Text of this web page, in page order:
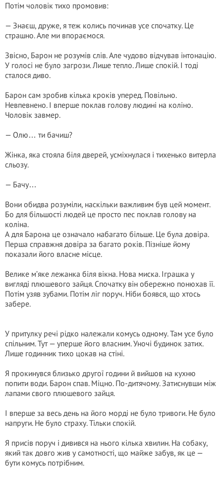
Потім чоловік тихо промовив:
— Знаєш, друже, я теж колись починав усе спочатку. Це
страшно. Але ми впораємося.
Звісно, Барон не розумів слів. Але чудово відчував інтонацію.
У голосі не було загрози. Лише тепло. Лише спокій. І тоді
сталося диво.
Барон сам зробив кілька кроків уперед. Повільно.
Невпевнено. І вперше поклав голову людині на коліно.
Чоловік завмер.
— Олю… ти бачиш?
Жінка, яка стояла біля дверей, усміхнулася і тихенько витерла
сльозу.
— Бачу…
Вони обидва розуміли, наскільки важливим був цей момент.
Бо для більшості людей це просто пес поклав голову на
коліна.
А для Барона це означало набагато більше. Це була довіра.
Перша справжня довіра за багато років. Пізніше йому
показали його власне місце.
Велике м’яке лежанка біля вікна. Нова миска. Іграшка у
вигляді плюшевого зайця. Спочатку він обережно понюхав її.
Потім узяв зубами. Потім ліг поруч. Ніби боявся, що хтось
забере.
У притулку речі рідко належали комусь одному. Там усе було
спільним. Тут — уперше його власним. Уночі будинок затих.
Лише годинник тихо цокав на стіні.
Я прокинувся близько другої години й вийшов на кухню
попити води. Барон спав. Міцно. По-дитячому. Затиснувши між
лапами свого плюшевого зайця.
І вперше за весь день на його морді не було тривоги. Не було
напруги. Не було страху. Тільки спокій.
Я присів поруч і дивився на нього кілька хвилин. На собаку,
який так довго жив у самотності, що майже забув, як це —
бути комусь потрібним.